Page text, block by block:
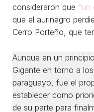
consideraron que “un
que el aurinegro
Cerro Porteño, que
Aunque en un
Gigante en torno a
paraguayo, fue el
establecer como
de su parte para